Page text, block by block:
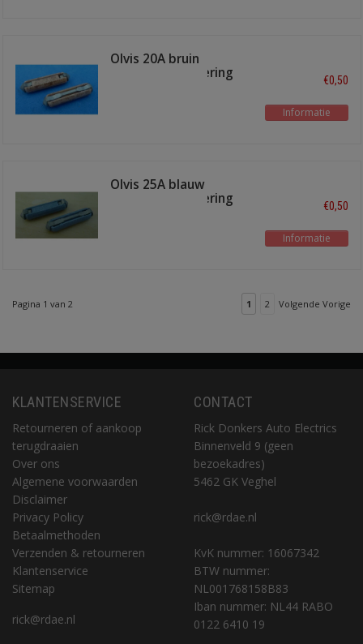
Olvis 20A bruin
ceramische zekering
€0,50
Informatie
Olvis 25A blauw
ceramische zekering
€0,50
Informatie
Pagina 1 van 2 1 2 Volgende Vorige
KLANTENSERVICE
Retourneren of aankoop
terugdraaien
Over ons
Algemene voorwaarden
Disclaimer
Privacy Policy
Betaalmethoden
Verzenden & retourneren
Klantenservice
Sitemap
rick@rdae.nl
CONTACT
Rick Donkers Auto Electrics
Binnenveld 9 (geen
bezoekadres)
5462 GK Veghel
rick@rdae.nl
KvK nummer: 16067342
BTW nummer:
NL001768158B83
Iban nummer: NL44 RABO
0122 6410 19